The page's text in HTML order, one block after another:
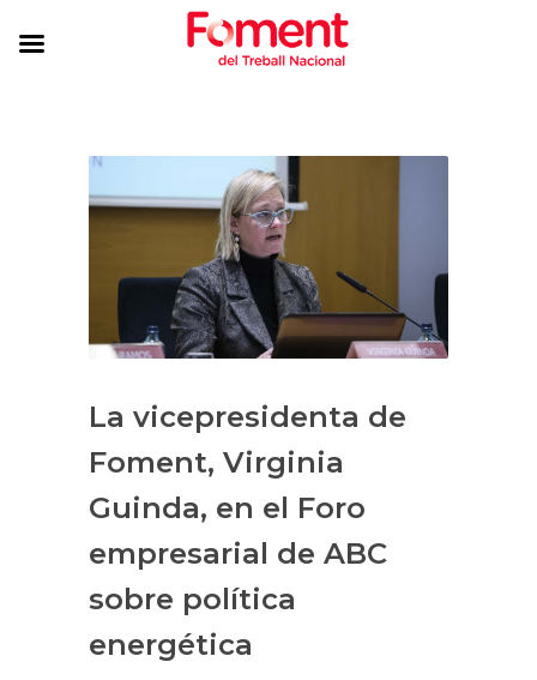
La vicepresidenta de
Foment, Virginia
Guinda, en el Foro
empresarial de ABC
sobre política
energética